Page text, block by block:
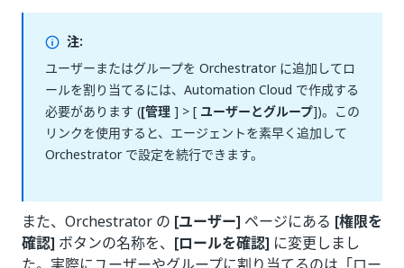
注:
ユーザーまたはグループを Orchestrator に追加してロ
ールを割り当てるには、Automation Cloud で作成する
必要があります ([管理] > [ ユーザーとグループ])。この
リンクを使用すると、エージェントを素早く追加して
Orchestrator で設定を続行できます。
また、Orchestrator の [ユーザー] ページにある [権限を
確認] ボタンの名称を、 [ロールを確認] に変更しまし